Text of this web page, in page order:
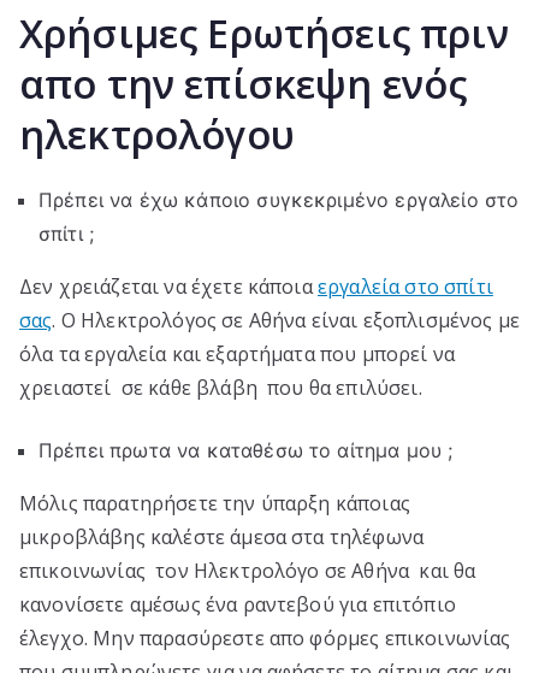
Χρήσιμες Ερωτήσεις πριν
απο την επίσκεψη ενός
ηλεκτρολόγου
Πρέπει να έχω κάποιο συγκεκριμένο εργαλείο στο
σπίτι ;
Δεν χρειάζεται να έχετε κάποιαεργαλεία στο σπίτι
σας. Ο Ηλεκτρολόγος σε Αθήνα είναι εξοπλισμένος με
όλα τα εργαλεία και εξαρτήματα που μπορεί να
χρειαστεί σε κάθε βλάβη που θα επιλύσει.
Πρέπει πρωτα να καταθέσω το αίτημα μου ;
Μόλις παρατηρήσετε την ύπαρξη κάποιας
μικροβλάβης καλέστε άμεσα στα τηλέφωνα
επικοινωνίας τον Ηλεκτρολόγο σε Αθήνα και θα
κανονίσετε αμέσως ένα ραντεβού για επιτόπιο
έλεγχο. Μην παρασύρεστε απο φόρμες επικοινωνίας